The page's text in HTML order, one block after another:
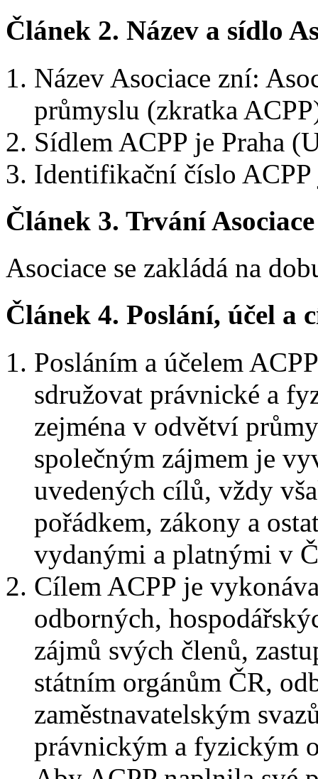
Článek 2. Název a sídlo
Název Asociace zní:
průmyslu (zkratka
Sídlem ACPP je Praha
Identifikační číslo
Článek 3. Trvání Asociace
Asociace se zakládá na
Článek 4. Poslání, účel a
Posláním a účelem
sdružovat právnické a
zejména v odvětví
společným zájmem je
uvedených cílů, vždy
pořádkem, zákony a
vydanými a platnými v
Cílem ACPP je
odborných,
zájmů svých členů,
státním orgánům ČR,
zaměstnavatelským
právnickým a fyzickým